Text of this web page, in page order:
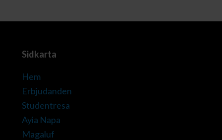
Sidkarta
Hem
Erbjudanden
Studentresa
Ayia Napa
Magaluf